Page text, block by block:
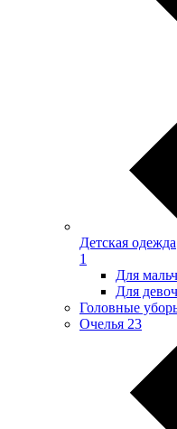
Детская одежда
1
Для
Для
Головные
Очелья 23